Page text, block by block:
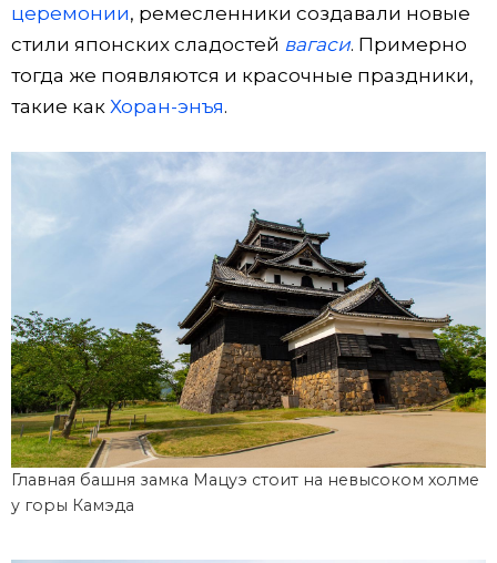
церемонии, ремесленники создавали новые
стили японских сладостей вагаси. Примерно
тогда же появляются и красочные праздники,
такие как Хоран-энъя.
Главная башня замка Мацуэ стоит на невысоком холме
у горы Камэда